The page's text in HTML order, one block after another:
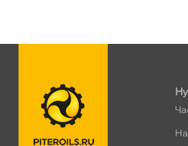
пр.Науки 10к1 (2
ПН–ВС